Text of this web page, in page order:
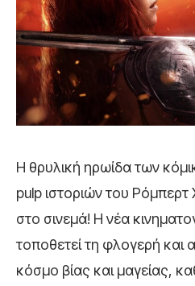
Η θρυλική ηρωίδα των
pulp ιστοριών του Ρόμπερτ
στο σινεμά! Η νέα
τοποθετεί τη φλογερή και
κόσμο βίας και μαγείας,